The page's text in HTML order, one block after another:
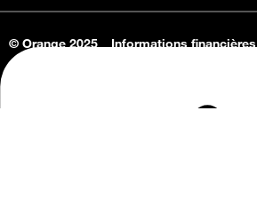
© Orange 2025
Informations financières